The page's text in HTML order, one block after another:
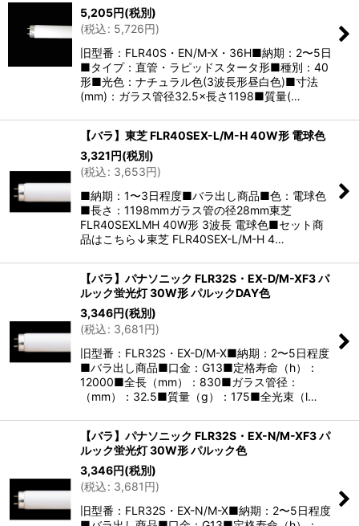
5,205円(税別)
(税込: 5,726円)
旧型番：FLR40S・EN/M-X・36H■納期：2〜5日
■タイプ：直管・ラピッドスタータ形■種別：40
形■光色：ナチュラル色(3波長形昼白色)■寸法
(mm)：ガラス管径32.5×長さ1198■質量(…
【バラ】東芝 FLR40SEX-L/M-H 40W形 電球色
3,321円(税別)
(税込: 3,653円)
■納期：1〜3日程度■バラ出し商品■色：電球色
■長さ：1198mmガラス管の径28mm東芝
FLR40SEXLMH 40W形 3波長 電球色■セット商
品はこちら↓東芝 FLR40SEX-L/M-H 4…
【バラ】パナソニック FLR32S・EX-D/M-XF3 パ
ルック蛍光灯 30W形 パルックDAY色
3,346円(税別)
(税込: 3,681円)
旧型番：FLR32S・EX-D/M-X■納期：2〜5日程度
■バラ出し商品■口金：G13■定格寿命（h）：
12000■全長（mm）：830■ガラス管径：
（mm）：32.5■質量（g）：175■全光束（l…
【バラ】パナソニック FLR32S・EX-N/M-XF3 パ
ルック蛍光灯 30W形 パルック色
3,346円(税別)
(税込: 3,681円)
旧型番：FLR32S・EX-N/M-X■納期：2〜5日程度